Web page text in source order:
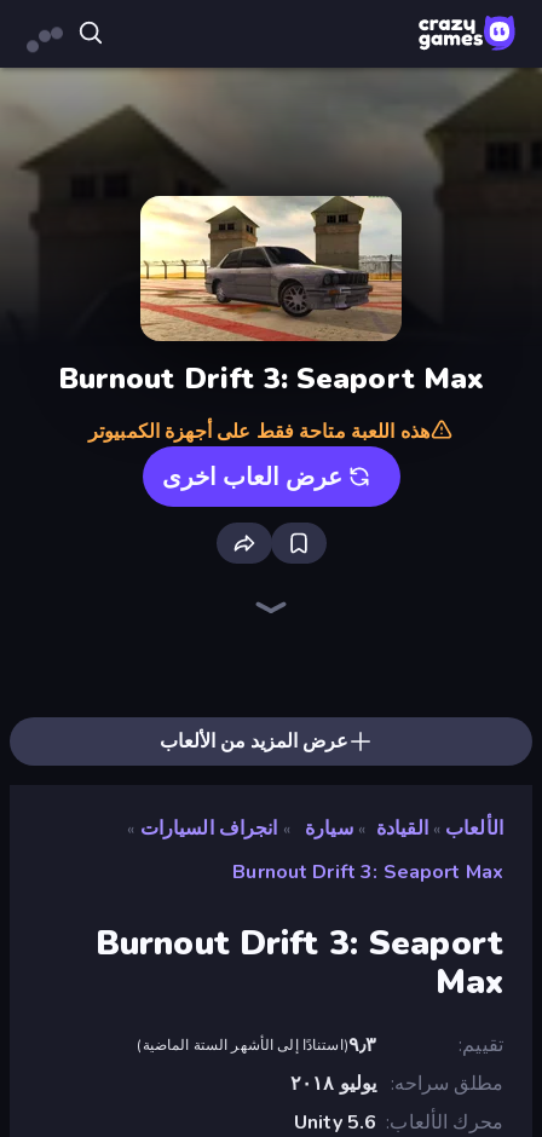
Burnout Drift 3: Seaport Max
هذه اللعبة متاحة فقط على أجهزة الكمبيوتر
عرض العاب اخرى
عرض المزيد من الألعاب
الألعاب » القيادة » سيارة » انجراف السيارات »
Burnout Drift 3: Seaport Max
Burnout Drift 3: Seaport
Max
تقييم ٩٫٣(استنادًا إلى الأشهر الستة الماضية)
مطلق سراحه
يوليو ٢٠١٨
محرك الألعاب Unity 5.6